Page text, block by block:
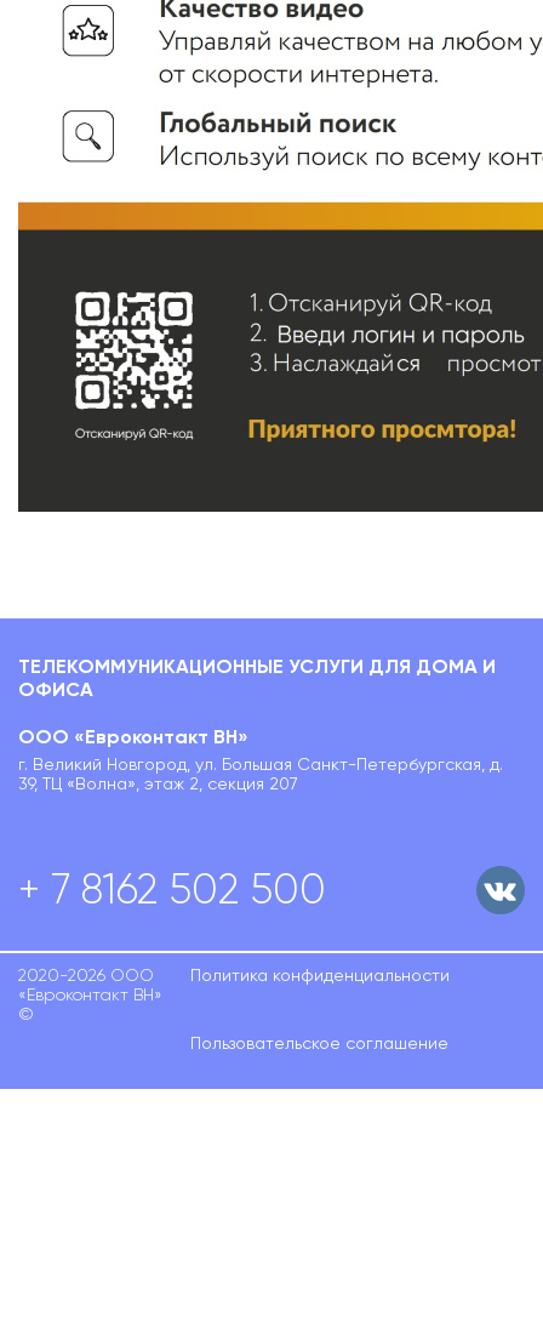
ТЕЛЕКОММУНИКАЦИОННЫЕ УСЛУГИ ДЛЯ ДОМА И
ОФИСА
ООО «Евроконтакт ВН»
г. Великий Новгород, ул. Большая Санкт-Петербургская, д.
39, ТЦ «Волна», этаж 2, секция 207
+ 7 8162 502 500
2020-2026 ООО
«Евроконтакт ВН»
©
Политика конфиденциальности
Пользовательское соглашение